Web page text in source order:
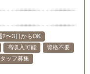
2〜3日からOK
高収入可能
資格不要
ッフ募集